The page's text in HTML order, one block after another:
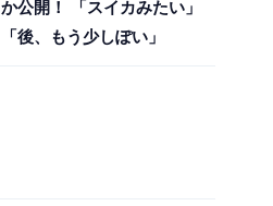
か公開！ 「スイカみたい」
「後、もう少しぽい」